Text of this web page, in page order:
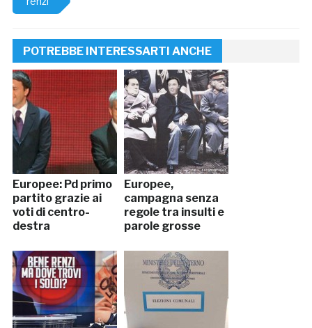
POTREBBE INTERESSARTI ANCHE
Europee: Pd primo
partito grazie ai
voti di centro-
destra
Europee,
campagna senza
regole tra insulti e
parole grosse